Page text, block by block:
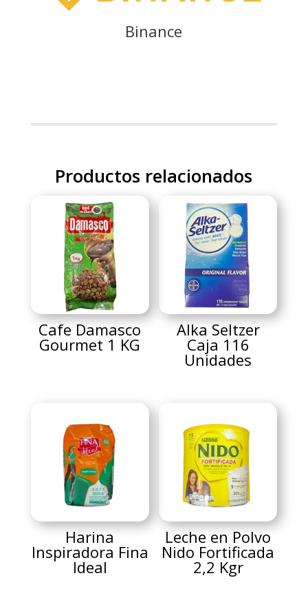
Binance
Productos relacionados
Cafe Damasco
Gourmet 1 KG
Alka Seltzer
Caja 116
Unidades
Harina
Inspiradora Fina
Ideal
Leche en Polvo
Nido Fortificada
2,2 Kgr